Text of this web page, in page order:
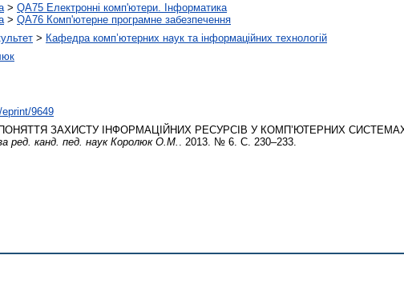
> QA75 Електронні комп'ютери. Інформатика
> QA76 Комп'ютерне програмне забезпечення
> Кафедра комп’ютерних наук та інформаційних технологій
9649
ЗАХИСТУ ІНФОРМАЦІЙНИХ РЕСУРСІВ У КОМП’ЮТЕРНИХ
ред. канд. пед. наук Королюк О.М.
. 2013. № 6. С. 230–233.